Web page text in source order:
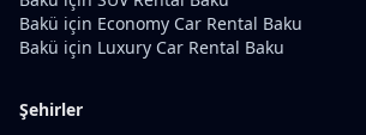
Bakü için Economy Car Rental Baku
Bakü için Luxury Car Rental Baku
Şehirler